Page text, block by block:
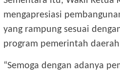
mengapresiasi
yang rampung sesuai
program pemerintah
“Semoga dengan adanya